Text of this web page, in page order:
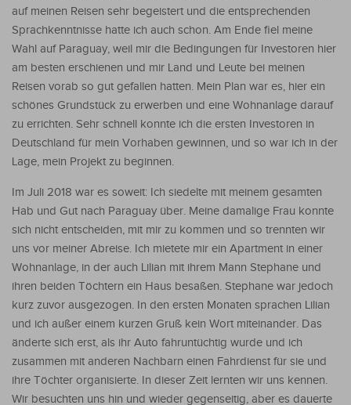
auf meinen Reisen sehr begeistert und die entsprechenden
Sprachkenntnisse hatte ich auch schon. Am Ende fiel meine
Wahl auf Paraguay, weil mir die Bedingungen für Investoren hier
am besten erschienen und mir Land und Leute bei meinen
Reisen vorab so gut gefallen hatten. Mein Plan war es, hier ein
schönes Grundstück zu erwerben und eine Wohnanlage darauf
zu errichten. Sehr schnell konnte ich die ersten Investoren in
Deutschland für mein Vorhaben gewinnen, und so war ich in der
Lage, mein Projekt zu beginnen.
Im Juli 2018 war es soweit: Ich siedelte mit meinem gesamten
Hab und Gut nach Paraguay über. Meine damalige Frau konnte
sich nicht entscheiden, mit mir zu kommen und so trennten wir
uns vor meiner Abreise. Ich mietete mir ein Apartment in einer
Wohnanlage, in der auch Lilian mit ihrem Mann Stephane und
ihren beiden Töchtern ein Haus besaßen. Stephane war jedoch
kurz zuvor ausgezogen. In den ersten Monaten sprachen Lilian
und ich außer einem kurzen Gruß kein Wort miteinander. Das
änderte sich erst, als ihr Auto fahruntüchtig wurde und ich
zusammen mit anderen Nachbarn einen Fahrdienst für sie und
ihre Töchter organisierte. In dieser Zeit lernten wir uns kennen.
Wir besuchten uns hin und wieder gegenseitig, aber es dauerte